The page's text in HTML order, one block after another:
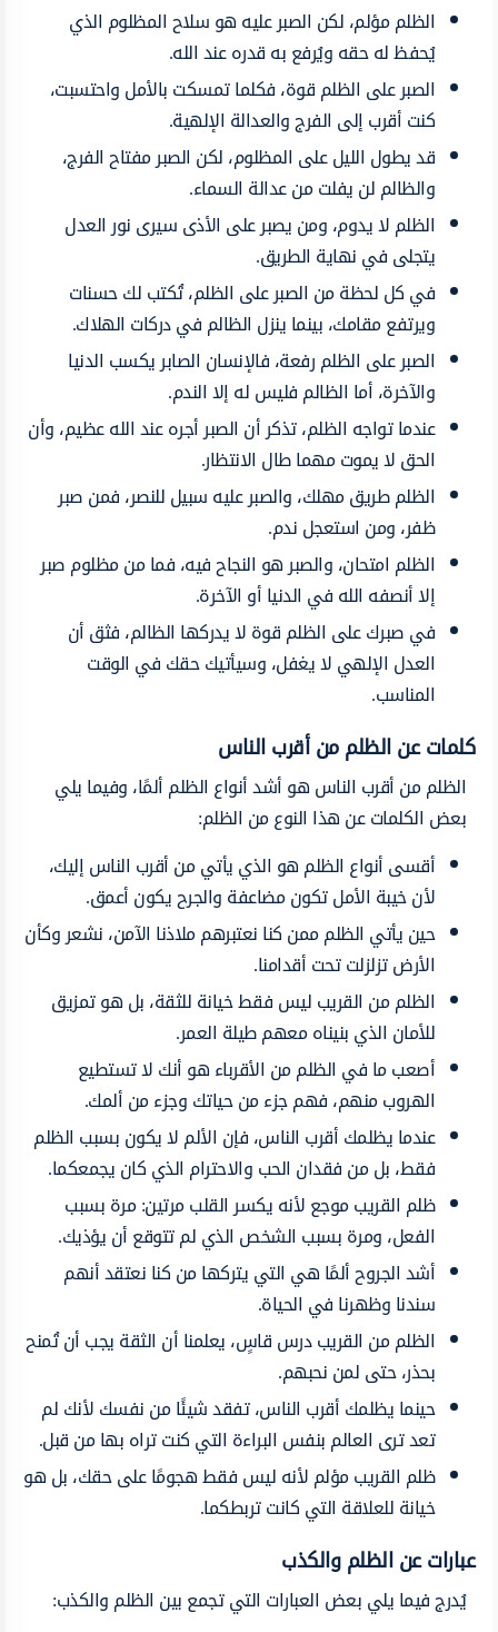
الظلم مؤلم، لكن الصبر عليه هو سلاح المظلوم الذي
يُحفظ له حقه ويُرفع به قدره عند الله.
الصبر على الظلم قوة، فكلما تمسكت بالأمل واحتسبت،
كنت أقرب إلى الفرج والعدالة الإلهية.
قد يطول الليل على المظلوم، لكن الصبر مفتاح الفرج،
والظالم لن يفلت من عدالة السماء.
الظلم لا يدوم، ومن يصبر على الأذى سيرى نور العدل
يتجلى في نهاية الطريق.
في كل لحظة من الصبر على الظلم، تُكتب لك حسنات
ويرتفع مقامك، بينما ينزل الظالم في دركات الهلاك.
الصبر على الظلم رفعة، فالإنسان الصابر يكسب الدنيا
والآخرة، أما الظالم فليس له إلا الندم.
عندما تواجه الظلم، تذكر أن الصبر أجره عند الله عظيم، وأن
الحق لا يموت مهما طال الانتظار.
الظلم طريق مهلك، والصبر عليه سبيل للنصر، فمن صبر
ظفر، ومن استعجل ندم.
الظلم امتحان، والصبر هو النجاح فيه، فما من مظلوم صبر
إلا أنصفه الله في الدنيا أو الآخرة.
في صبرك على الظلم قوة لا يدركها الظالم، فثق أن
العدل الإلهي لا يغفل، وسيأتيك حقك في الوقت
المناسب.
كلمات عن الظلم من أقرب الناس
الظلم من أقرب الناس هو أشد أنواع الظلم ألمًا، وفيما يلي
بعض الكلمات عن هذا النوع من الظلم:
أقسى أنواع الظلم هو الذي يأتي من أقرب الناس إليك،
لأن خيبة الأمل تكون مضاعفة والجرح يكون أعمق.
حين يأتي الظلم ممن كنا نعتبرهم ملاذنا الآمن، نشعر وكأن
الأرض تزلزلت تحت أقدامنا.
الظلم من القريب ليس فقط خيانة للثقة، بل هو تمزيق
للأمان الذي بنيناه معهم طيلة العمر.
أصعب ما في الظلم من الأقرباء هو أنك لا تستطيع
الهروب منهم، فهم جزء من حياتك وجزء من ألمك.
عندما يظلمك أقرب الناس، فإن الألم لا يكون بسبب الظلم
فقط، بل من فقدان الحب والاحترام الذي كان يجمعكما.
ظلم القريب موجع لأنه يكسر القلب مرتين: مرة بسبب
الفعل، ومرة بسبب الشخص الذي لم تتوقع أن يؤذيك.
أشد الجروح ألمًا هي التي يتركها من كنا نعتقد أنهم
سندنا وظهرنا في الحياة.
الظلم من القريب درس قاسٍ، يعلمنا أن الثقة يجب أن تُمنح
بحذر، حتى لمن نحبهم.
حينما يظلمك أقرب الناس، تفقد شيئًا من نفسك لأنك لم
تعد ترى العالم بنفس البراءة التي كنت تراه بها من قبل.
ظلم القريب مؤلم لأنه ليس فقط هجومًا على حقك، بل هو
خيانة للعلاقة التي كانت تربطكما.
عبارات عن الظلم والكذب
يُدرج فيما يلي بعض العبارات التي تجمع بين الظلم والكذب: